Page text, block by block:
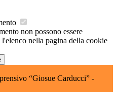
non possono essere
nella pagina della cookie
“Giosue Carducci” -